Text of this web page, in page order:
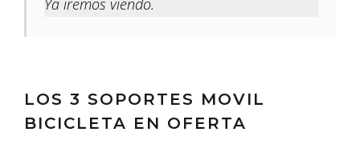
Ya iremos viendo.
LOS 3 SOPORTES MOVIL
BICICLETA EN OFERTA